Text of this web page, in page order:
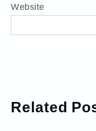
Website
Related